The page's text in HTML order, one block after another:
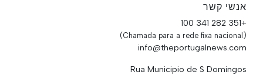
אנשי קשר
+351 282 341 100
(Chamada para a rede fixa nacional)
info@theportugalnews.com
Rua Municipio de S Domingos